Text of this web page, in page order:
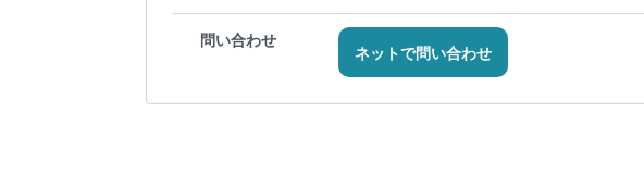
問い合わせ
ネットで問い合わせ